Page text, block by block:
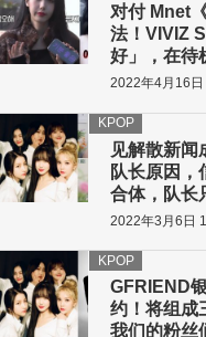
对付 Mnet
法！VIVIZ
好」，在待
2022年4月16
见解散新闻
队长原因，
合体，队长
KPOP
2022年3月6日
GFRIEND
约！将组成
我们的粉丝
KPOP